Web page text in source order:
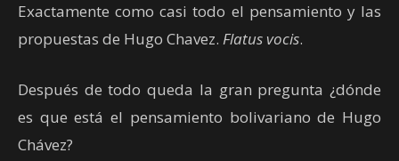
Exactamente como casi todo el pensamiento y las
propuestas de Hugo Chavez. Flatus vocis.
Después de todo queda la gran pregunta ¿dónde
es que está el pensamiento bolivariano de Hugo
Chávez?